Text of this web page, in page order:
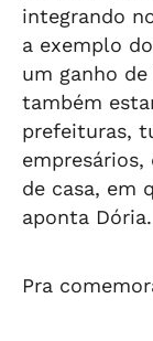
integrando
a exemplo
um ganho
também
prefeituras,
empresários,
de casa, em
aponta Dória.
Pra